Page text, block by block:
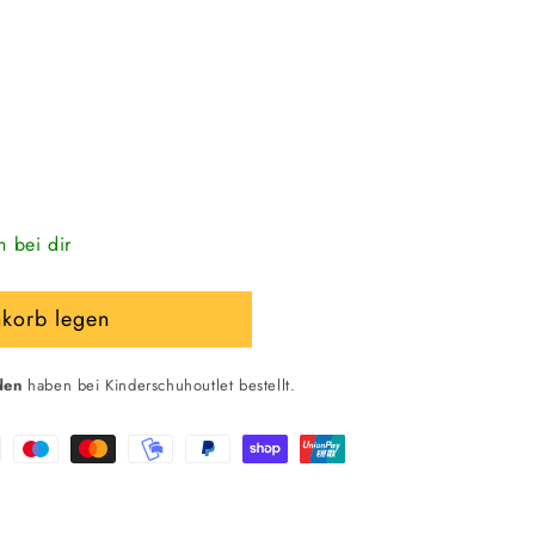
bei dir
legen
haben bei Kinderschuhoutlet bestellt.